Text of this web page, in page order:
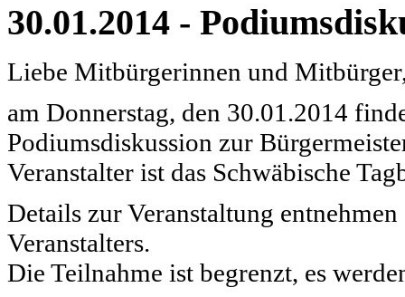
30.01.2014 -
Liebe Mitbürgerinnen und
am Donnerstag, den 30.01.2014
Podiumsdiskussion zur
Veranstalter ist das Schwäbische
Details zur Veranstaltung
Veranstalters.
Die Teilnahme ist begrenzt, es